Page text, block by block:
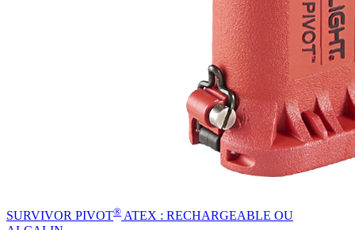
SURVIVOR PIVOT® ATEX : RECHARGEABLE OU